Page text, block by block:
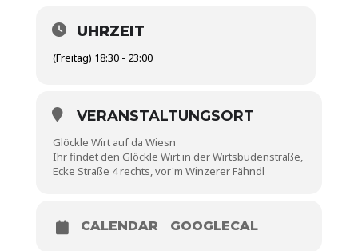
UHRZEIT
(Freitag) 18:30 - 23:00
VERANSTALTUNGSORT
Glöckle Wirt auf da Wiesn
Ihr findet den Glöckle Wirt in der Wirtsbudenstraße,
Ecke Straße 4 rechts, vor'm Winzerer Fähndl
CALENDAR GOOGLECAL